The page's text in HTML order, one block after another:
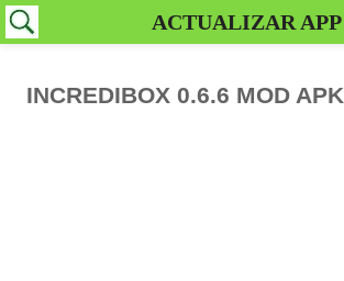
INCREDIBOX 0.6.6 MOD APK
ACTUALIZAR APP